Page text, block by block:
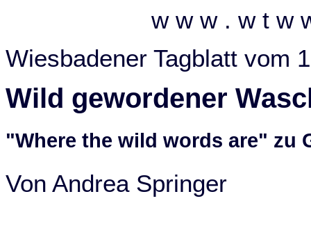
w w w . w t w
Wiesbadener Tagblatt vom
Wild gewordener
"Where the wild words are" zu
Von Andrea Springer